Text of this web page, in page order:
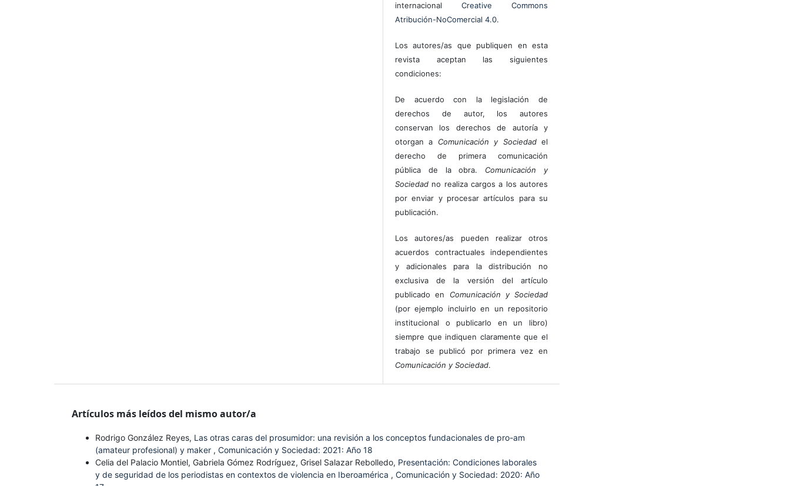
internacional Creative Commons
Atribución-NoComercial 4.0.
Los autores/as que publiquen en esta
revista aceptan las siguientes
condiciones:
De acuerdo con la legislación de
derechos de autor, los autores
conservan los derechos de autoría y
otorgan a Comunicación y Sociedadel
derecho de primera comunicación
pública de la obra. Comunicación y
Sociedad no realiza cargos a los autores
por enviar y procesar artículos para su
publicación.
Los autores/as pueden realizar otros
acuerdos contractuales independientes
y adicionales para la distribución no
exclusiva de la versión del artículo
publicado en Comunicación y Sociedad
(por ejemplo incluirlo en un repositorio
institucional o publicarlo en un libro)
siempre que indiquen claramente que el
trabajo se publicó por primera vez en
Comunicación y Sociedad.
Artículos más leídos del mismo autor/a
Rodrigo González Reyes, Las otras caras del prosumidor: una revisión a los conceptos fundacionales de pro-am
(amateur profesional) y maker , Comunicación y Sociedad: 2021: Año 18
Celia del Palacio Montiel, Gabriela Gómez Rodríguez, Grisel Salazar Rebolledo, Presentación: Condiciones laborales
y de seguridad de los periodistas en contextos de violencia en Iberoamérica , Comunicación y Sociedad: 2020: Año